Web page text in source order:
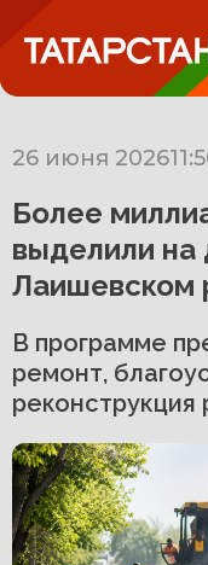
26 июня 2026
Более
выделили
Лаишевском
В программе
ремонт,
реконструкция